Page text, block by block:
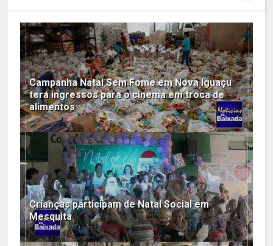
Campanha Natal Sem Fome em Nova Iguaçu
terá ingressos para o cinema em troca de
alimentos
Crianças participam de Natal Social em
Mesquita